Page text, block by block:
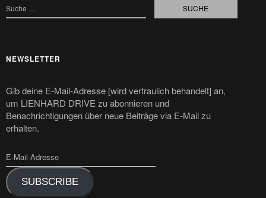
NEWSLETTER
Gib deine E-Mail-Adresse [wird vertraulich behandelt] an,
um LIENHARD DRIVE zu abonnieren und
Benachrichtigungen über neue Beiträge via E-Mail zu
erhalten.
SUBSCRIBE